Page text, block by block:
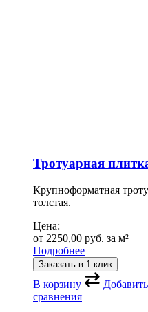
Тротуарная
Крупноформатная
толстая.
Цена:
от 2250,00 руб. за м²
Подробнее
Заказать в 1 клик
В корзину
сравнения